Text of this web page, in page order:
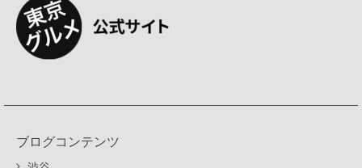
ブログコンテンツ